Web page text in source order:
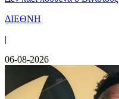
ΔΙΕΘΝΗ
|
06-08-2026